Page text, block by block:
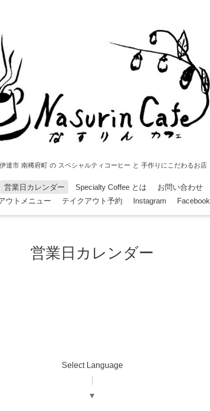
達市 南稀府町 の スペシャルティコーヒー と 手作りにこだわるお店
営業日カレンダー Specialty Coffee とは お問い合わせ
ウトメニュー
テイクアウト予約 Instagram Facebook
営業日カレンダー
Select Language
▼